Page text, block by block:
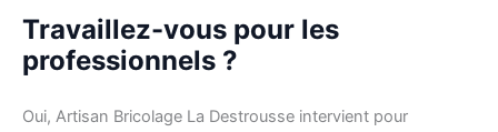
Travaillez-vous pour les
professionnels ?
Oui, Artisan Bricolage La Destrousse intervient pour